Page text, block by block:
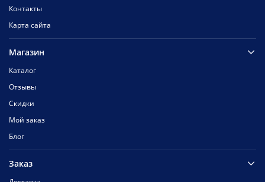
Контакты
Карта сайта
Магазин
Каталог
Отзывы
Скидки
Мой заказ
Блог
Заказ